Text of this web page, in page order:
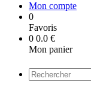
Mon compte
0
Favoris
0 0.0 €
Mon panier